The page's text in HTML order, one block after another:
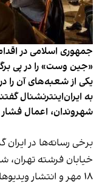
جمهوری اسلامی در
«جین وست» را در پی
یکی از شعبه‌های آن را
به ایران‌اینترنشنال
شهروندان، اعمال فشار
برخی رسانه‌ها در
۱۸ مهر و انتشار